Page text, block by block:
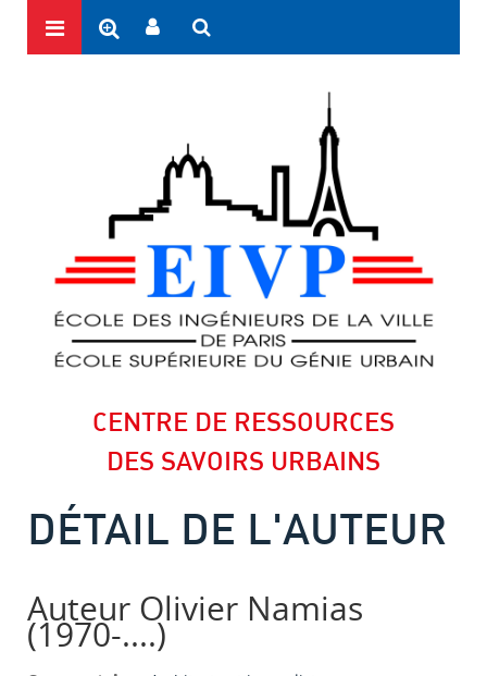
CENTRE DE RESSOURCES
DES SAVOIRS URBAINS
DÉTAIL DE L'AUTEUR
Auteur Olivier Namias
(1970-....)